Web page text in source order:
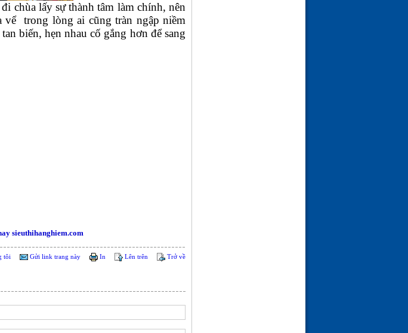
chùa lấy sự thành tâm làm chính, nên
vể trong lòng ai cũng tràn ngập niềm
biến, hẹn nhau cố gắng hơn để sang
sieuthihanghiem.com
tôi Gửi link trang này In Lên trên Trở về